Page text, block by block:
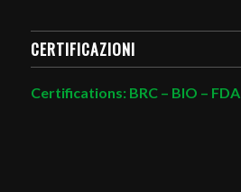
CERTIFICAZIONI
Certifications: BRC – BIO – FDA